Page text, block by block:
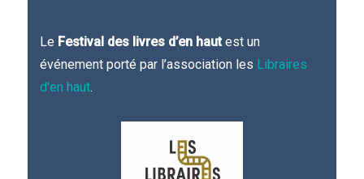
Le Festival des livres d’en hautest un
événement porté par l’association les Libraires
d'en haut.